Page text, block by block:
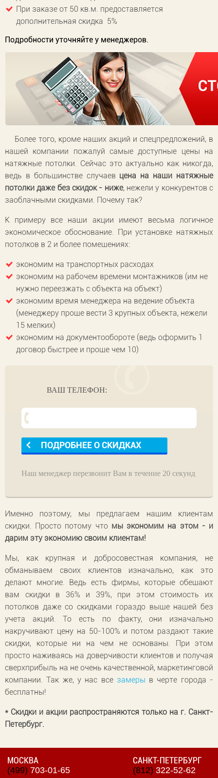
При заказе от 50 кв.м. предоставляется
дополнительная скидка 5%
Подробности уточняйте у менеджеров.
Более того, кроме наших акций и спецпредложений, в
нашей компании пожалуй самые доступные цены на
натяжные потолки. Сейчас это актуально как никогда,
ведь в большинстве случаев цена на наши натяжные
потолки даже без скидок - ниже, нежели у конкурентов с
заоблачными скидками. Почему так?
К примеру все наши акции имеют весьма логичное
экономическое обоснование. При установке натяжных
потолков в 2 и более помещениях:
экономим на транспортных расходах
экономим на рабочем времени монтажников (им не
нужно переезжать с объекта на объект)
экономим время менеджера на ведение объекта
(менеджеру проще вести 3 крупных объекта, нежели
15 мелких)
экономим на документообороте (ведь оформить 1
договор быстрее и проще чем 10)
ВАШ ТЕЛЕФОН:
Наш менеджер перезвонит Вам в течение 20 секунд
Именно поэтому, мы предлагаем нашим клиентам
скидки. Просто потому что мы экономим на этом - и
дарим эту экономию своим клиентам!
Мы, как крупная и добросовестная компания, не
обманываем своих клиентов изначально, как это
делают многие. Ведь есть фирмы, которые обещают
вам скидки в 36% и 39%, при этом стоимость их
потолков даже со скидками гораздо выше нашей без
учета акций. То есть по факту, они изначально
накручивают цену на 50-100% и потом раздают такие
скидки, которые ни на чем не основаны. При этом
просто наживаясь на доверчивости клиентов и получая
сверхприбыль на не очень качественной, маркетинговой
компании. Так же, у нас все замеры в черте города -
бесплатны!
* Скидки и акции распространяются только на г. Санкт-
Петербург.
МОСКВА
(499) 703-01-65
САНКТ-ПЕТЕРБУРГ
(812) 322-52-62